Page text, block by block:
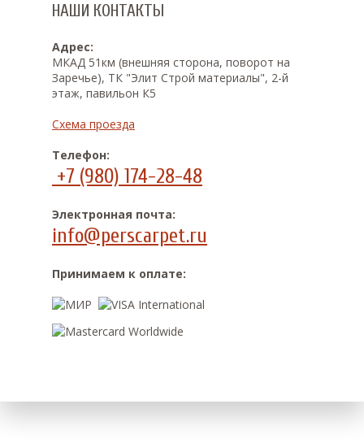
НАШИ КОНТАКТЫ
Адрес:
МКАД 51км (внешняя сторона, поворот на
Заречье), ТК "Элит Строй материалы", 2-й
этаж, павильон К5
Схема проезда
Телефон:
+7 (980) 174-28-48
Электронная почта:
info@perscarpet.ru
Принимаем к оплате: